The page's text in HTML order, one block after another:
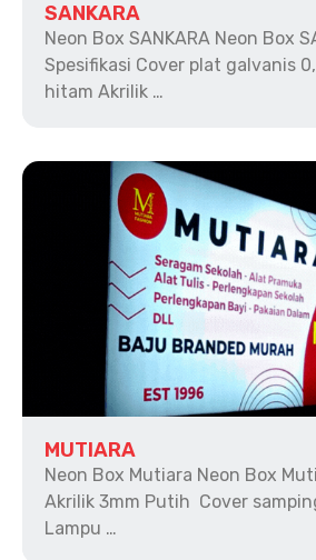
SANKARA
Neon Box SANKARA Neon Box
Spesifikasi Cover plat galvanis
hitam Akrilik …
MUTIARA
Neon Box Mutiara Neon Box
Akrilik 3mm Putih Cover
Lampu …